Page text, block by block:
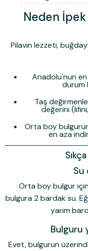
Neden
Pilavın lezzeti,
Anadolu'nun
durum
Taş
değerini
Orta boy
en aza
Su
Orta boy bulgur
bulgura 2 bardak su.
yarım
Bulguru
Evet, bulgurun